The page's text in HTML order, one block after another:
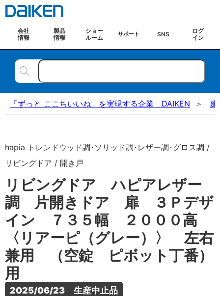
会社
情報
製品
情報
ショー
ルーム
サポート SNS
ログ
イン
「ずっと ここちいいね」を実現する企業 DAIKEN 建
hapia トレンドウッド調･ソリッド調･レザー調･グロス調 /
リビングドア / 開き戸
リビングドア ハピアレザー
調 片開きドア 扉 ３Ｐデザ
イン ７３５幅 ２０００高
〈リアーピ（グレー）〉 左右
兼用 （空錠 ピボット丁番）
用
2025/06/23　生産中止品